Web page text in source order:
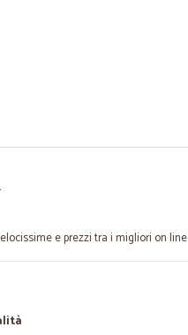
e prezzi tra i migliori on line